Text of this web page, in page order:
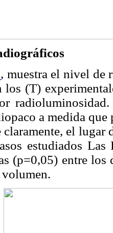
, muestra el nivel de
los (T)
a medida
el lugar
estudiados Las
(p=0,05) entre los
volumen.